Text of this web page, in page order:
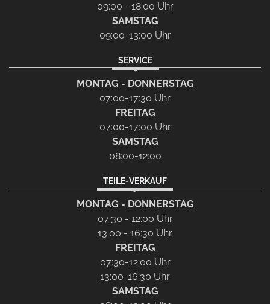
09:00 - 18:00 Uhr
SAMSTAG
09:00-13:00 Uhr
SERVICE
MONTAG - DONNERSTAG
07:00-17:30 Uhr
FREITAG
07:00-17:00 Uhr
SAMSTAG
08:00-12:00
TEILE-VERKAUF
MONTAG - DONNERSTAG
07:30 - 12:00 Uhr
13:00 - 16:30 Uhr
FREITAG
07:30-12:00 Uhr
13:00-16:30 Uhr
SAMSTAG